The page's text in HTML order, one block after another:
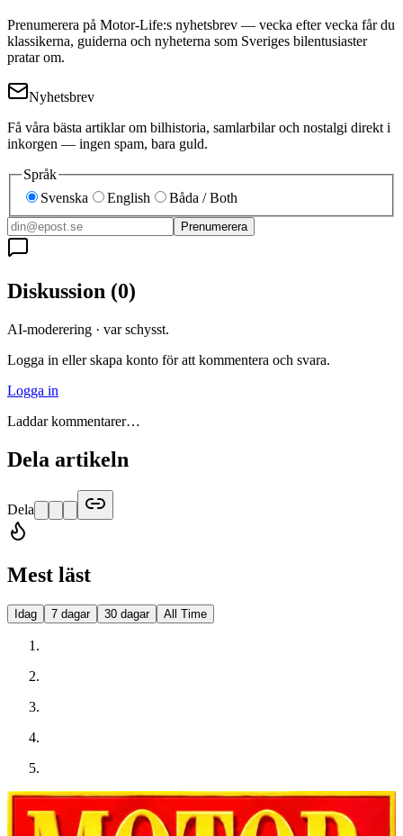
Prenumerera på Motor-Life:s nyhetsbrev — vecka efter vecka får du
klassikerna, guiderna och nyheterna som Sveriges bilentusiaster
pratar om.
Nyhetsbrev
Få våra bästa artiklar om bilhistoria, samlarbilar och nostalgi direkt i
inkorgen — ingen spam, bara guld.
Språk
Svenska
English Båda / Both
Prenumerera
Diskussion (0)
AI-moderering · var schysst.
Logga in eller skapa konto för att kommentera och svara.
Logga in
Laddar kommentarer…
Dela artikeln
Dela
Mest läst
Idag 7 dagar 30 dagar All Time